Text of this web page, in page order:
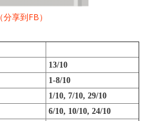
（分享到FB）
13/10
1-8/10
1/10, 7/10, 29/10
6/10, 10/10, 24/10